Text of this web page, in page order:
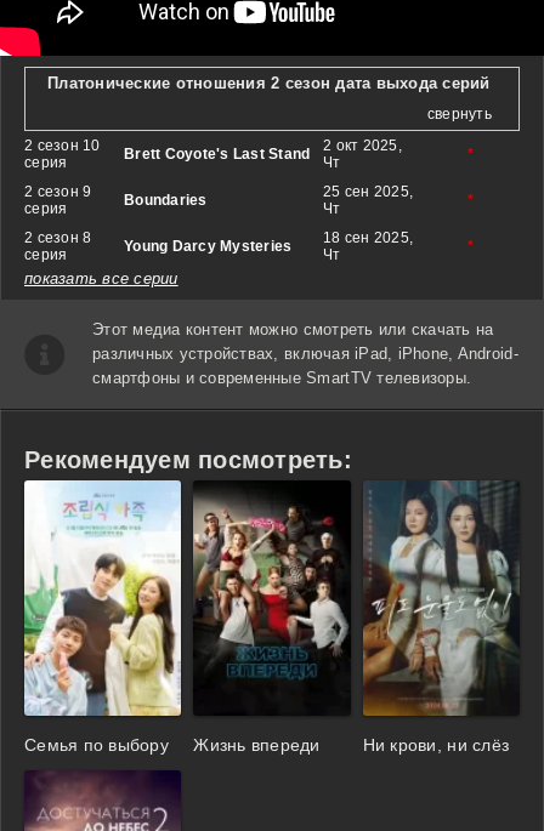
Платонические отношения 2 сезон дата выхода серий
свернуть
2 сезон 10
серия
Brett Coyote's Last Stand
2 окт 2025,
Чт
*
2 сезон 9
серия
Boundaries
25 сен 2025,
Чт
*
2 сезон 8
серия
Young Darcy Mysteries
18 сен 2025,
Чт
*
показать все серии
Этот медиа контент можно смотреть или скачать на
различных устройствах, включая iPad, iPhone, Android-
смартфоны и современные SmartTV телевизоры.
Рекомендуем посмотреть:
Семья по выбору Жизнь впереди Ни крови, ни слёз